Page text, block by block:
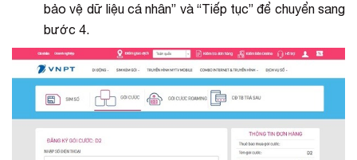
bảo vệ dữ liệu cá nhân” và “Tiếp tục” để chuyển sang
bước 4.